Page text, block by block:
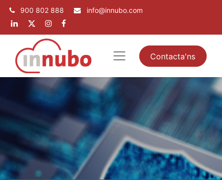
900 802 888 info@innubo.com
Contacta'ns